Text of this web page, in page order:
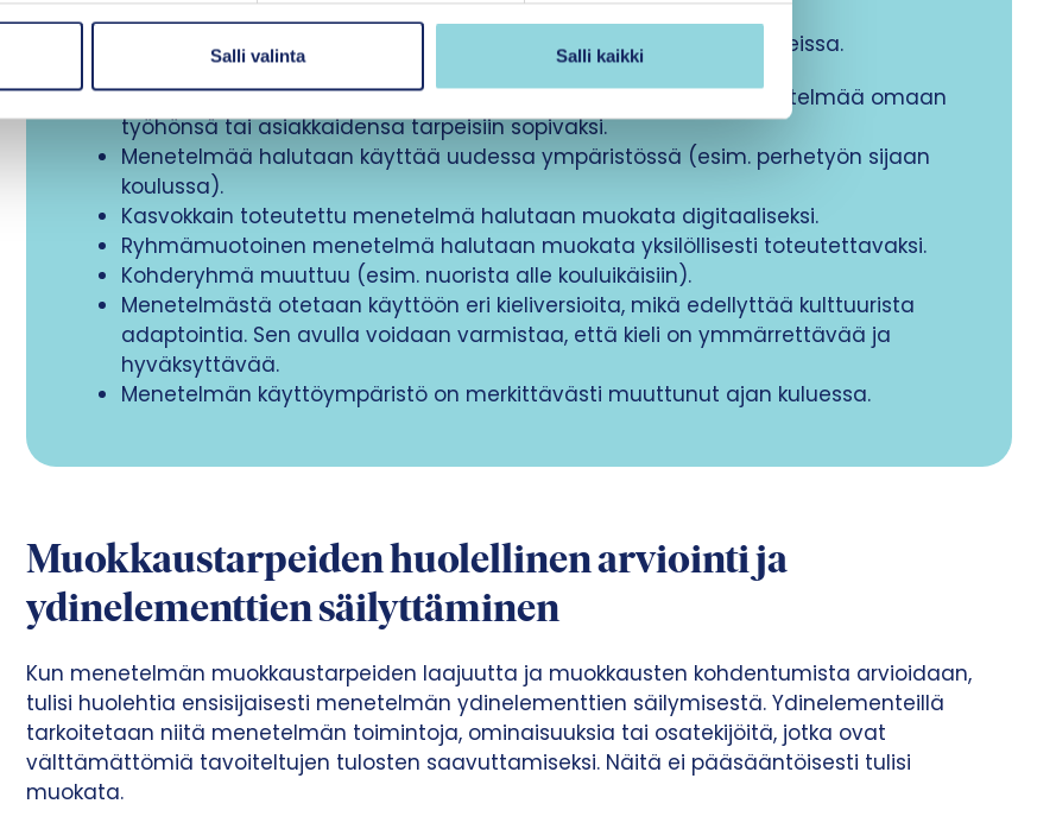
Salli valinta Salli kaikki
Menetelmää voi olla tarpeen muokata esimerkiksi seuraavissa tilanteissa.
Ammattilaiset nostavat toistuvasti esiin tarpeen muokata menetelmää omaan
työhönsä tai asiakkaidensa tarpeisiin sopivaksi.
Menetelmää halutaan käyttää uudessa ympäristössä (esim. perhetyön sijaan
koulussa).
Kasvokkain toteutettu menetelmä halutaan muokata digitaaliseksi.
Ryhmämuotoinen menetelmä halutaan muokata yksilöllisesti toteutettavaksi.
Kohderyhmä muuttuu (esim. nuorista alle kouluikäisiin).
Menetelmästä otetaan käyttöön eri kieliversioita, mikä edellyttää kulttuurista
adaptointia. Sen avulla voidaan varmistaa, että kieli on ymmärrettävää ja
hyväksyttävää.
Menetelmän käyttöympäristö on merkittävästi muuttunut ajan kuluessa.
Muokkaustarpeiden huolellinen arviointi ja
ydinelementtien säilyttäminen
Kun menetelmän muokkaustarpeiden laajuutta ja muokkausten kohdentumista arvioidaan,
tulisi huolehtia ensisijaisesti menetelmän ydinelementtien säilymisestä. Ydinelementeillä
tarkoitetaan niitä menetelmän toimintoja, ominaisuuksia tai osatekijöitä, jotka ovat
välttämättömiä tavoiteltujen tulosten saavuttamiseksi. Näitä ei pääsääntöisesti tulisi
muokata.